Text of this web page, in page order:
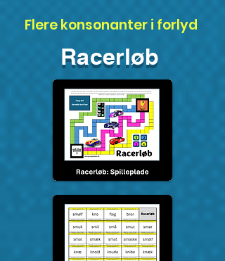
Flere konsonanter i forlyd
Racerløb